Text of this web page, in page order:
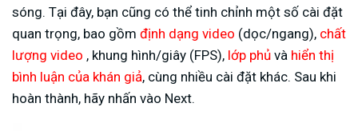
sóng. Tại đây, bạn cũng có thể tinh chỉnh một số cài đặt
quan trọng, bao gồm định dạng video (dọc/ngang), chất
lượng video , khung hình/giây (FPS), lớp phủ và hiển thị
bình luận của khán giả, cùng nhiều cài đặt khác. Sau khi
hoàn thành, hãy nhấn vào Next.